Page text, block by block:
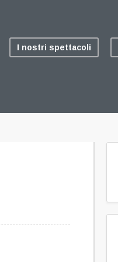
I nostri spettacoli